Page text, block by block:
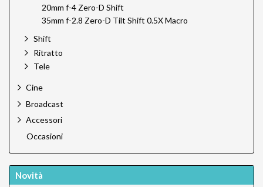
20mm f-4 Zero-D Shift
35mm f-2.8 Zero-D Tilt Shift 0.5X Macro
Shift
Ritratto
Tele
Cine
Broadcast
Accessori
Occasioni
Novità